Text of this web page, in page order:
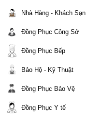
Nhà Hàng - Khách Sạn
Đồng Phục Công Sở
Đồng Phục Bếp
Bảo Hộ - Kỹ Thuật
Đồng Phục Bảo Vệ
Đồng Phục Y tế